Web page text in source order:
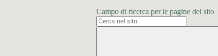
Campo di ricerca per le pagine del sito